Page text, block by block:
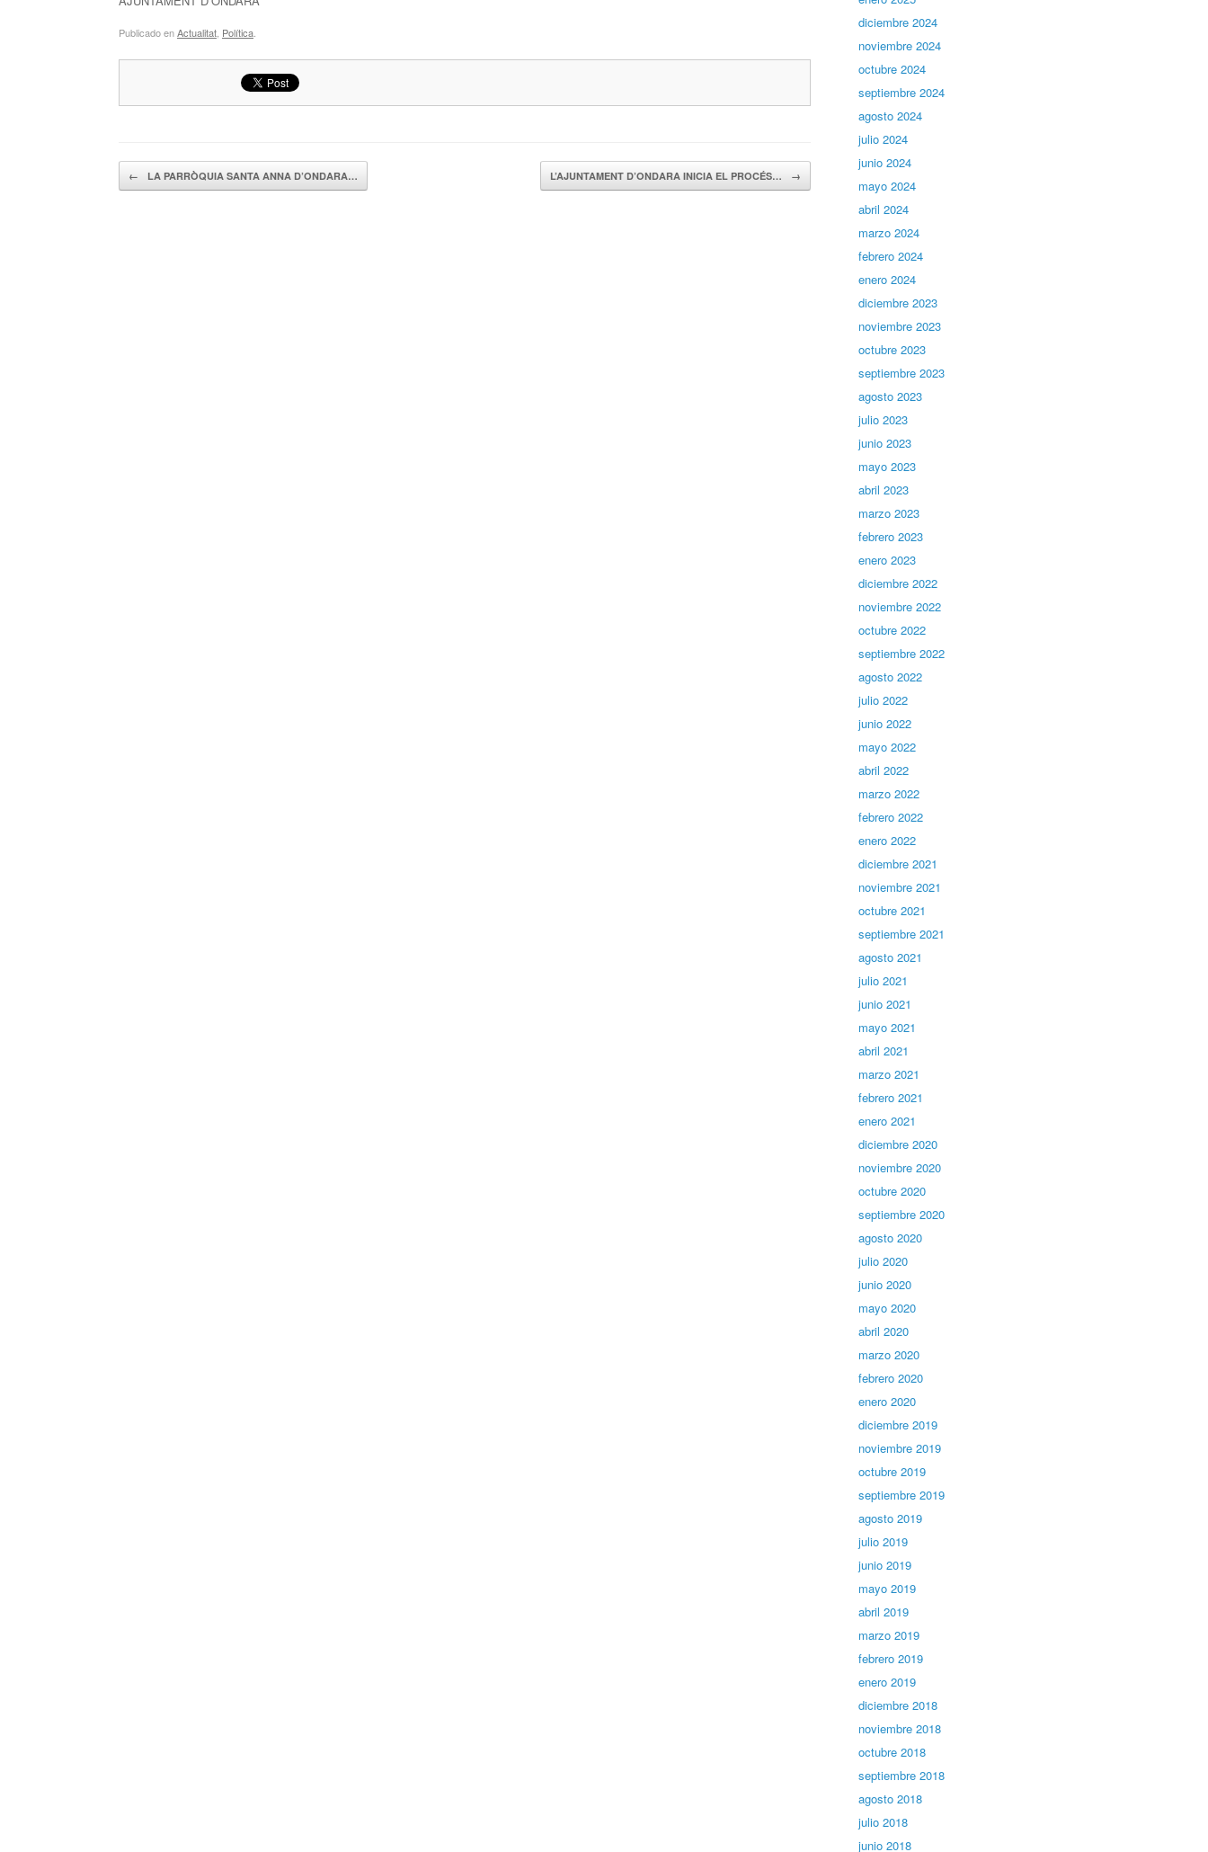
Publicado enActualitat, Política.
Navegador de artículos
← LA PARRÒQUIA SANTA ANNA D’ONDARA… L’AJUNTAMENT D’ONDARA INICIA EL PROCÉS… →
diciembre 2024
noviembre 2024
octubre 2024
septiembre 2024
agosto 2024
julio 2024
junio 2024
mayo 2024
abril 2024
marzo 2024
febrero 2024
enero 2024
diciembre 2023
noviembre 2023
octubre 2023
septiembre 2023
agosto 2023
julio 2023
junio 2023
mayo 2023
abril 2023
marzo 2023
febrero 2023
enero 2023
diciembre 2022
noviembre 2022
octubre 2022
septiembre 2022
agosto 2022
julio 2022
junio 2022
mayo 2022
abril 2022
marzo 2022
febrero 2022
enero 2022
diciembre 2021
noviembre 2021
octubre 2021
septiembre 2021
agosto 2021
julio 2021
junio 2021
mayo 2021
abril 2021
marzo 2021
febrero 2021
enero 2021
diciembre 2020
noviembre 2020
octubre 2020
septiembre 2020
agosto 2020
julio 2020
junio 2020
mayo 2020
abril 2020
marzo 2020
febrero 2020
enero 2020
diciembre 2019
noviembre 2019
octubre 2019
septiembre 2019
agosto 2019
julio 2019
junio 2019
mayo 2019
abril 2019
marzo 2019
febrero 2019
enero 2019
diciembre 2018
noviembre 2018
octubre 2018
septiembre 2018
agosto 2018
julio 2018
junio 2018